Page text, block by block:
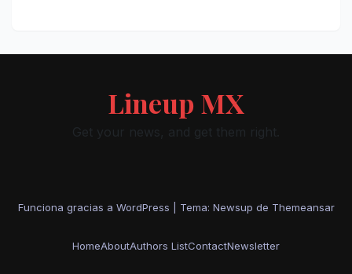
Lineup MX
Get your news, and get them right.
Funciona gracias a WordPress Tema: Newsup de Themeansar
HomeAboutAuthors ListContactNewsletter